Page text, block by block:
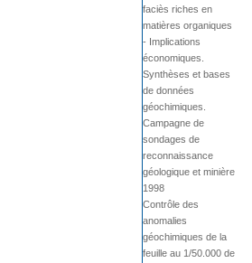
faciès riches en
matières organiques
- Implications
économiques.
Synthèses et bases
de données
géochimiques.
Campagne de
sondages de
reconnaissance
géologique et minière
1998
Contrôle des
anomalies
géochimiques de la
feuille au 1/50.000 de